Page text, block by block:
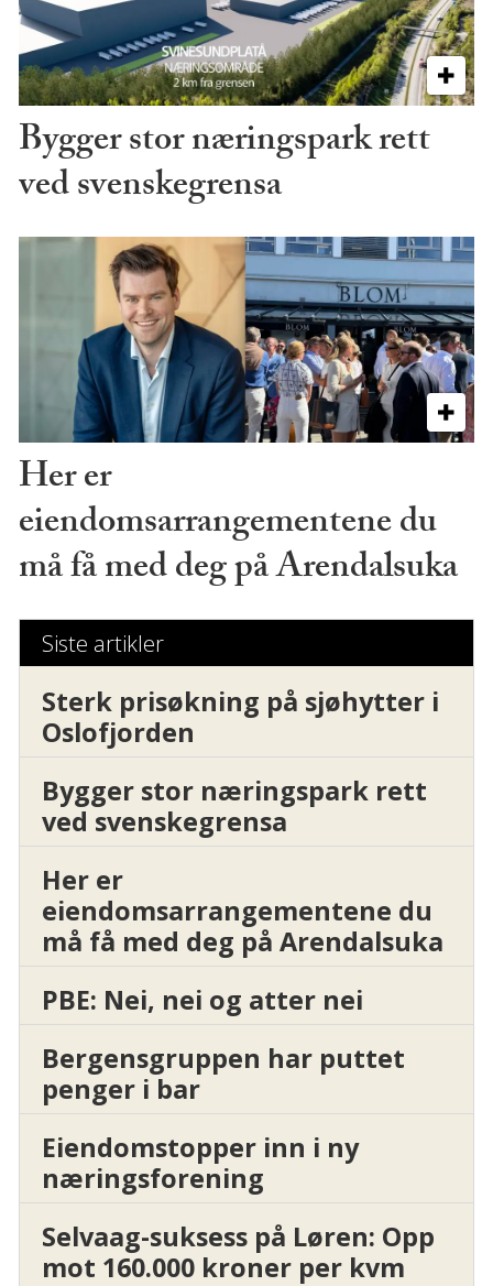
Bygger stor næringspark rett
ved svenskegrensa
Her er
eiendomsarrangementene du
må få med deg på Arendalsuka
Siste artikler
Sterk prisøkning på sjøhytter i
Oslofjorden
Bygger stor næringspark rett
ved svenskegrensa
Her er
eiendomsarrangementene du
må få med deg på Arendalsuka
PBE: Nei, nei og atter nei
Bergensgruppen har puttet
penger i bar
Eiendomstopper inn i ny
næringsforening
Selvaag-suksess på Løren: Opp
mot 160.000 kroner per kvm